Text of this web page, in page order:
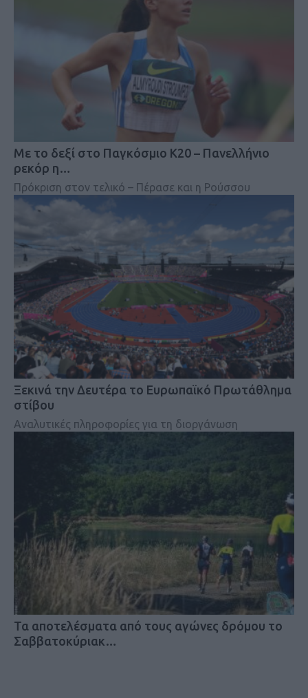
Mε το δεξί στο Παγκόσμιο Κ20 – Πανελλήνιο
ρεκόρ η…
Πρόκριση στον τελικό – Πέρασε και η Ρούσσου
Ξεκινά την Δευτέρα το Ευρωπαϊκό Πρωτάθλημα
στίβου
Αναλυτικές πληροφορίες για τη διοργάνωση
Τα αποτελέσματα από τους αγώνες δρόμου το
Σαββατοκύριακ…